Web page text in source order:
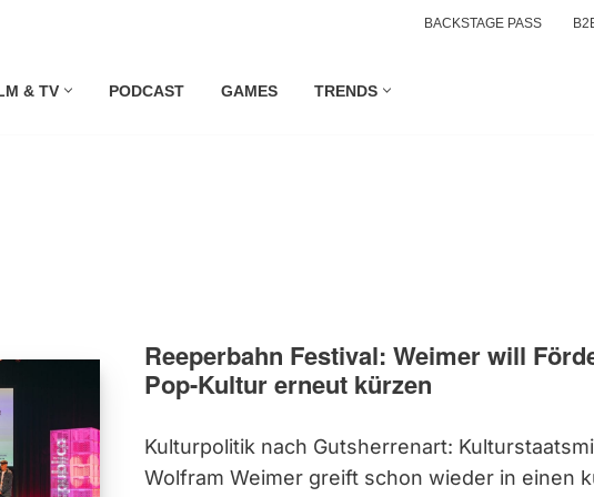
BACKSTAGE PASS
& TV PODCAST GAMES TRENDS
Reeperbahn Festival: Weimer will
Pop-Kultur erneut kürzen
Kulturpolitik nach Gutsherrenart:
Wolfram Weimer greift schon wieder in einen